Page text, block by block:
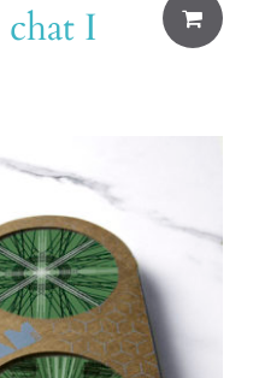
chat I